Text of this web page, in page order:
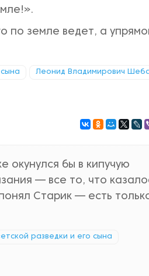
по земле ведет, а
Леонид Владимирович
окунулся бы в кипучую
— все то, что
Старик — есть
разведки и его сына